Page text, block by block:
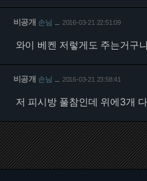
비공개 손님 2016-03-21 22:51:09
와이 베켄 저렇게도 주는거구
비공개 손님 2016-03-21 23:58:41
저 피시방 풀참인데 위에3개